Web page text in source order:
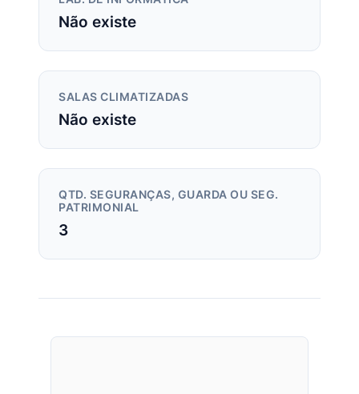
Não existe
SALAS CLIMATIZADAS
Não existe
QTD. SEGURANÇAS, GUARDA OU SEG.
PATRIMONIAL
3